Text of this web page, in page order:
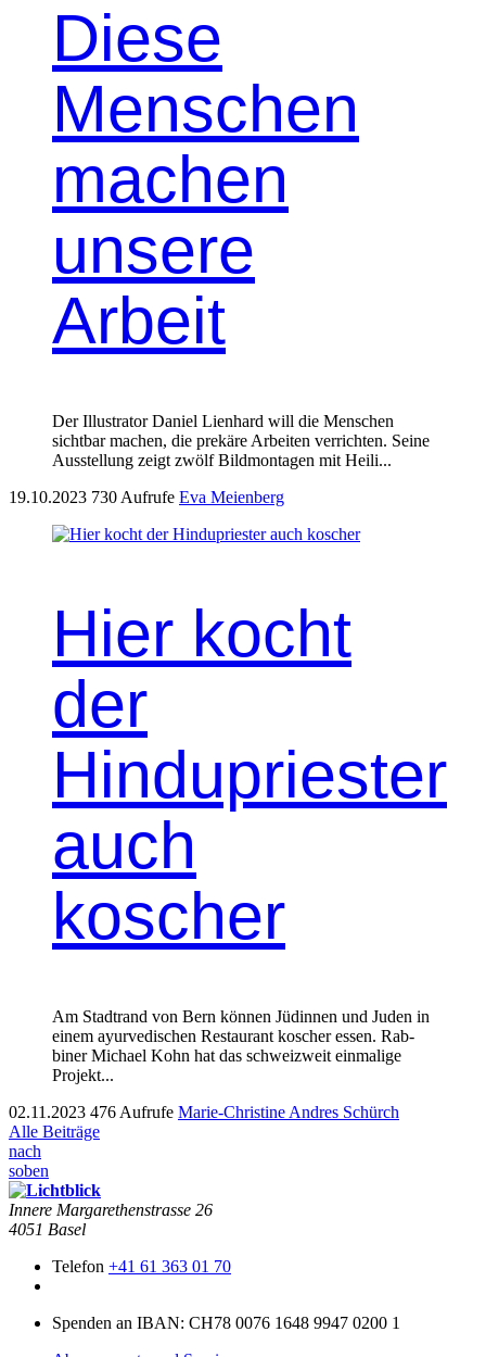
Diese
Menschen
machen
unsere
Arbeit
Der Illus­tra­tor Daniel Lien­hard will die Men­schen
sicht­bar machen, die prekäre Arbeit­en ver­richt­en. Seine
Ausstel­lung zeigt zwölf Bild­mon­ta­gen mit Heili­...
19.10.2023 730 Aufrufe Eva Meienberg
Hier kocht
der
Hindupriester
auch
koscher
Am Stad­trand von Bern kön­nen Jüdin­nen und Juden in
einem ayurvedis­chen Restau­rant kosch­er essen. Rab­
bin­er Michael Kohn hat das schweizweit ein­ma­lige
Pro­jekt...
02.11.2023 476 Aufrufe Marie-Christine Andres Schürch
Alle Beiträge
nach
soben
Innere Mar­garethen­strasse 26
4051 Basel
Telefon +41 61 363 01 70
Spenden an IBAN: CH78 0076 1648 9947 0200 1